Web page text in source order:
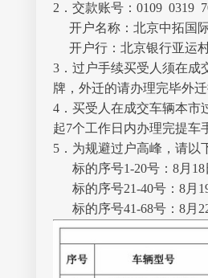
2．交款账号：0109 0319
开户名称：北京中拓国
开户行：北京银行亚运
3．过户手续买受人须在成
牌，外迁的请办理完毕外
4．买受人在成交车辆本市
起7个工作日内办理完提车
5．为规避过户高峰，请以
标的序号1-20号：8月
标的序号21-40号：8月
标的序号41-68号：8月